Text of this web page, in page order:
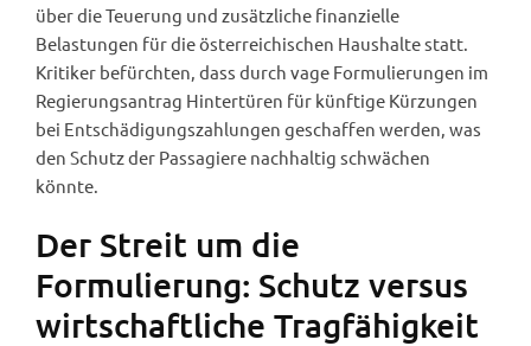
über die Teuerung und zusätzliche finanzielle
Belastungen für die österreichischen Haushalte statt.
Kritiker befürchten, dass durch vage Formulierungen im
Regierungsantrag Hintertüren für künftige Kürzungen
bei Entschädigungszahlungen geschaffen werden, was
den Schutz der Passagiere nachhaltig schwächen
könnte.
Der Streit um die
Formulierung: Schutz versus
wirtschaftliche Tragfähigkeit